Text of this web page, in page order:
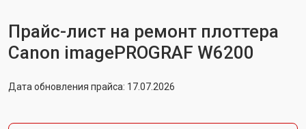
Прайс-лист на ремонт плоттера
Canon imagePROGRAF W6200
Дата обновления прайса: 17.07.2026